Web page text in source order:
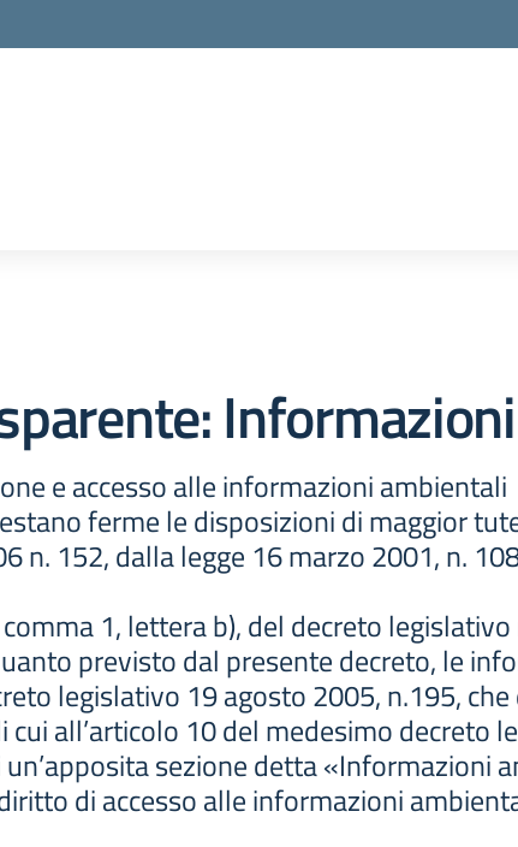
e accesso alle informazioni ambientali
ferme le disposizioni di maggior
n. 152, dalla legge 16 marzo 2001, n.
1, lettera b), del decreto
previsto dal presente decreto, le
legislativo 19 agosto 2005, n.195,
all’articolo 10 del medesimo decreto
sezione detta «Informazioni
di accesso alle informazioni